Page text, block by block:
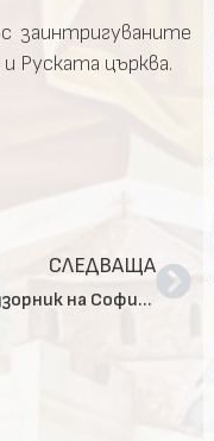
заинтригуваните
Руската църква.
СЛЕДВАЩА
Архимандрит Евтимий е новият духовен надзорник на Софийска епархия